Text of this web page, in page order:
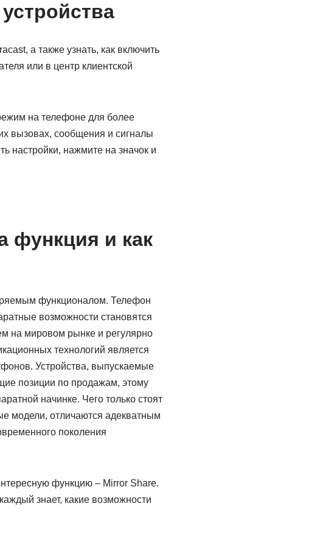
а также узнать, как включить
или в центр клиентской
на телефоне для более
вызовах, сообщения и сигналы
настройки, нажмите на значок и
функция и как
функционалом. Телефон
возможности становятся
на мировом рынке и регулярно
технологий является
Устройства, выпускаемые
позиции по продажам, этому
начинке. Чего только стоят
модели, отличаются адекватным
поколения
функцию – Mirror Share.
знает, какие возможности